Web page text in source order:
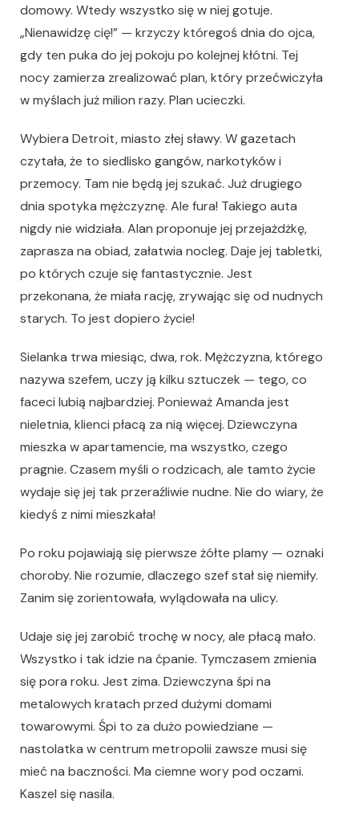
domowy. Wtedy wszystko się w niej gotuje.
„Nienawidzę cię!” — krzyczy któregoś dnia do ojca,
gdy ten puka do jej pokoju po kolejnej kłótni. Tej
nocy zamierza zrealizować plan, który przećwiczyła
w myślach już milion razy. Plan ucieczki.
Wybiera Detroit, miasto złej sławy. W gazetach
czytała, że to siedlisko gangów, narkotyków i
przemocy. Tam nie będą jej szukać. Już drugiego
dnia spotyka mężczyznę. Ale fura! Takiego auta
nigdy nie widziała. Alan proponuje jej przejażdżkę,
zaprasza na obiad, załatwia nocleg. Daje jej tabletki,
po których czuje się fantastycznie. Jest
przekonana, że miała rację, zrywając się od nudnych
starych. To jest dopiero życie!
Sielanka trwa miesiąc, dwa, rok. Mężczyzna, którego
nazywa szefem, uczy ją kilku sztuczek ­— tego, co
faceci lubią najbardziej. Ponieważ Amanda jest
nieletnia, klienci płacą za nią więcej. Dziewczyna
mieszka w apartamencie, ma wszystko, czego
pragnie. Czasem myśli o rodzicach, ale tamto życie
wydaje się jej tak przeraźliwie nudne. Nie do wiary, że
kiedyś z nimi mieszkała!
Po roku pojawiają się pierwsze żółte plamy — oznaki
choroby. Nie rozumie, dlaczego szef stał się niemiły.
Zanim się zorientowała, wylądowała na ulicy.
Udaje się jej zarobić trochę w nocy, ale płacą mało.
Wszystko i tak idzie na ćpanie. Tymczasem zmienia
się pora roku. Jest zima. Dziewczyna śpi na
metalowych kratach przed dużymi domami
towarowymi. Śpi to za dużo powiedziane —
nastolatka w centrum metropolii zawsze musi się
mieć na baczności. Ma ciemne wory pod oczami.
Kaszel się nasila.